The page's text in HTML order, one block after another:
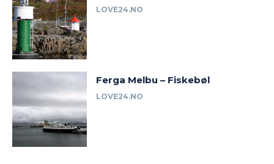
LOVE24.NO
Ferga Melbu – Fiskebøl
LOVE24.NO